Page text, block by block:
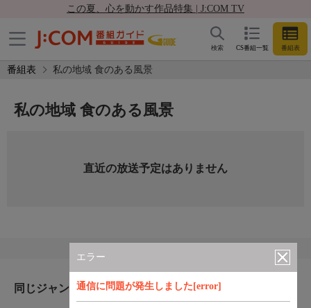
この夏、心を動かす作品特集 | J:COM TV
CS番組一覧 番組表
検索
番組表 私の地域 食のある風景
エラー
通信に問題が発生しました[error]
私の地域 食のある風景
直近の放送予定はありません
同じジャンルのおすすめ番組